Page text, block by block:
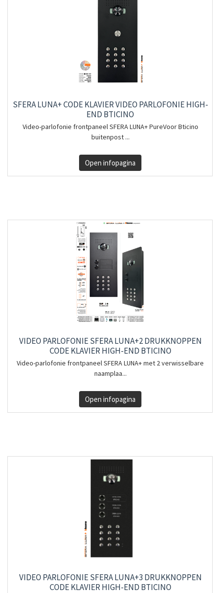
SFERA LUNA+ CODE KLAVIER VIDEO PARLOFONIE HIGH-
END BTICINO
Video-parlofonie frontpaneel SFERA LUNA+ PureVoor Bticino
buitenpost ...
Open infopagina
VIDEO PARLOFONIE SFERA LUNA+2 DRUKKNOPPEN
CODE KLAVIER HIGH-END BTICINO
Video-parlofonie frontpaneel SFERA LUNA+ met 2 verwisselbare
naamplaa...
Open infopagina
VIDEO PARLOFONIE SFERA LUNA+3 DRUKKNOPPEN
CODE KLAVIER HIGH-END BTICINO